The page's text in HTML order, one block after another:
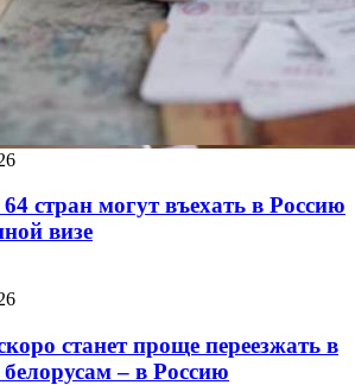
стран могут въехать в Россию
визе
станет проще переезжать в
– в Россию